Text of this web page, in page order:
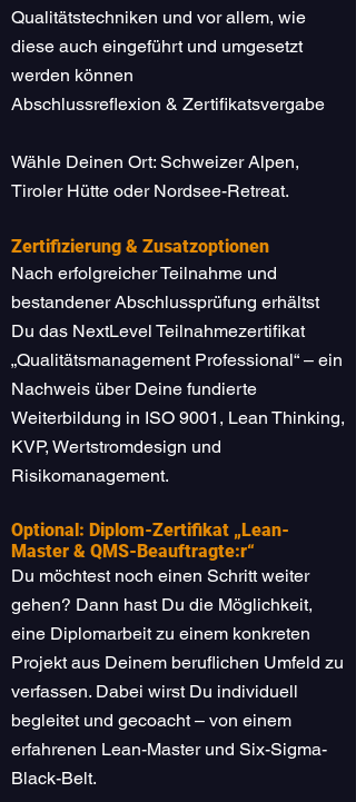
Qualitätstechniken und vor allem, wie
diese auch eingeführt und umgesetzt
werden können
Abschlussreflexion & Zertifikatsvergabe
Wähle Deinen Ort: Schweizer Alpen,
Tiroler Hütte oder Nordsee-Retreat.
Zertifizierung & Zusatzoptionen
Nach erfolgreicher Teilnahme und
bestandener Abschlussprüfung erhältst
Du das NextLevel Teilnahmezertifikat
„Qualitätsmanagement Professional“ – ein
Nachweis über Deine fundierte
Weiterbildung in ISO 9001, Lean Thinking,
KVP, Wertstromdesign und
Risikomanagement.
Optional: Diplom-Zertifikat „Lean-
Master & QMS-Beauftragte:r“
Du möchtest noch einen Schritt weiter
gehen? Dann hast Du die Möglichkeit,
eine Diplomarbeit zu einem konkreten
Projekt aus Deinem beruflichen Umfeld zu
verfassen. Dabei wirst Du individuell
begleitet und gecoacht – von einem
erfahrenen Lean-Master und Six-Sigma-
Black-Belt.